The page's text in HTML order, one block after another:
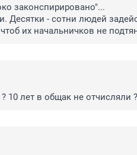
законспирировано"...
Десятки - сотни людей
их начальничков не
10 лет в общак не отчисляли ?